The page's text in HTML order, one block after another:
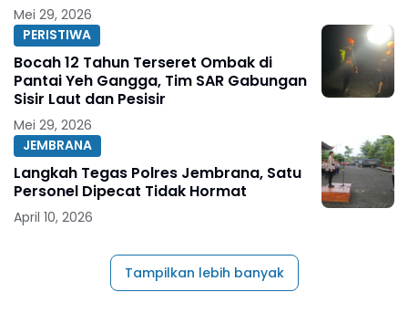
Mei 29, 2026
PERISTIWA
Bocah 12 Tahun Terseret Ombak di
Pantai Yeh Gangga, Tim SAR Gabungan
Sisir Laut dan Pesisir
Mei 29, 2026
JEMBRANA
Langkah Tegas Polres Jembrana, Satu
Personel Dipecat Tidak Hormat
April 10, 2026
Tampilkan lebih banyak